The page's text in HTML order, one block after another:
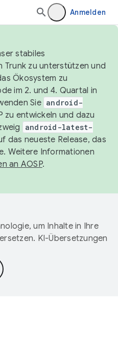
Anmelden
stabiles
Trunk zu unterstützen und
Ökosystem zu
im 2. und 4. Quartal in
Sie android-
zu entwickeln und dazu
android-latest-
das neueste Release, das
Weitere Informationen
an AOSP.
um Inhalte in Ihre
KI-Übersetzungen